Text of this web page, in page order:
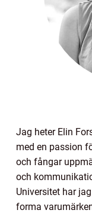
Jag heter Elin
med en passion
och fångar
och
Universitet har
forma